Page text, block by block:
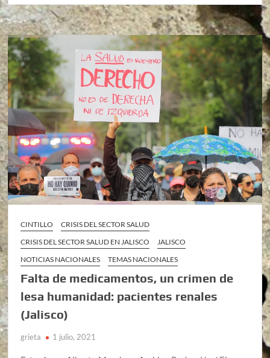
CINTILLO
CRISIS DEL SECTOR SALUD
CRISIS DEL SECTOR SALUD EN JALISCO
JALISCO
NOTICIAS NACIONALES
TEMAS NACIONALES
Falta de medicamentos, un crimen de
lesa humanidad: pacientes renales
(Jalisco)
grieta 1 julio, 2021